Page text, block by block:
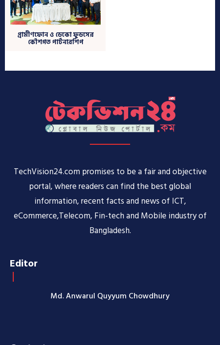
TechVision24.com promises to be a fair and objective
portal, where readers can find the best global
information, recent facts and news of ICT,
eCommerce,Telecom, Fin-tech and Mobile industry of
Bangladesh.
Editor
Md. Anwarul Quyyum Chowdhury